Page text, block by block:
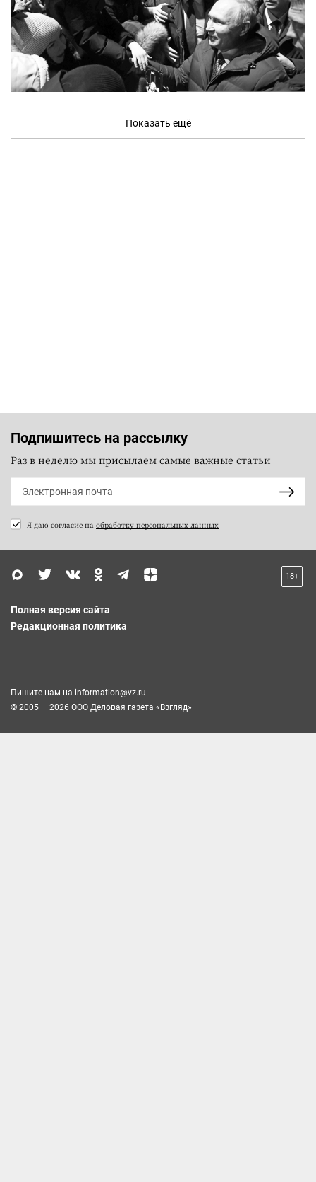
Показать ещё
Подпишитесь на рассылку
Раз в неделю мы присылаем самые важные статьи
Я даю согласие на обработку персональных данных
18+
Полная версия сайта
Редакционная политика
Пишите нам на information@vz.ru
© 2005 — 2026 ООО Деловая газета «Взгляд»